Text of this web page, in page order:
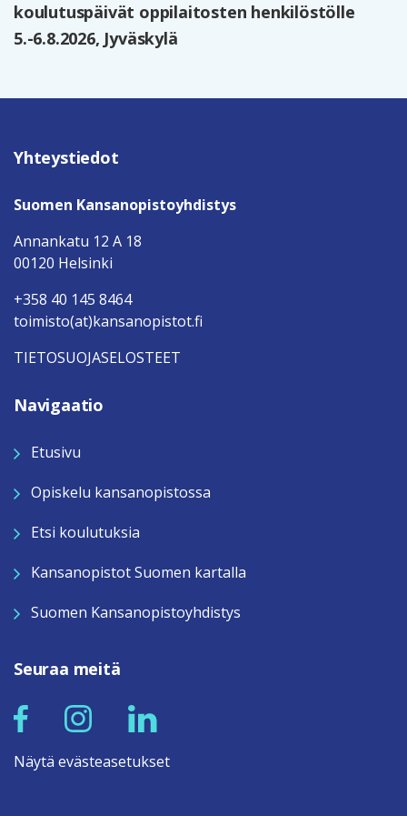
koulutuspäivät oppilaitosten henkilöstölle
5.-6.8.2026, Jyväskylä
Yhteystiedot
Suomen Kansanopistoyhdistys
Annankatu 12 A 18
00120 Helsinki
+358 40 145 8464
toimisto(at)kansanopistot.fi
TIETOSUOJASELOSTEET
Navigaatio
Etusivu
Opiskelu kansanopistossa
Etsi koulutuksia
Kansanopistot Suomen kartalla
Suomen Kansanopistoyhdistys
Seuraa meitä
Näytä evästeasetukset